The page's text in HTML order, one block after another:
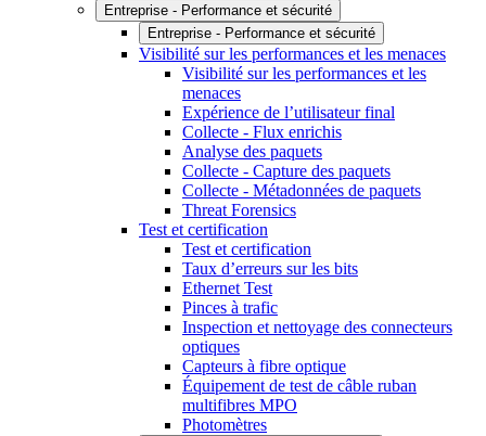
Entreprise - Performance et sécurité
Entreprise - Performance et sécurité
Visibilité sur les performances et les menaces
Visibilité sur les performances et les
menaces
Expérience de l’utilisateur final
Collecte - Flux enrichis
Analyse des paquets
Collecte - Capture des paquets
Collecte - Métadonnées de paquets
Threat Forensics
Test et certification
Test et certification
Taux d’erreurs sur les bits
Ethernet Test
Pinces à trafic
Inspection et nettoyage des connecteurs
optiques
Capteurs à fibre optique
Équipement de test de câble ruban
multifibres MPO
Photomètres